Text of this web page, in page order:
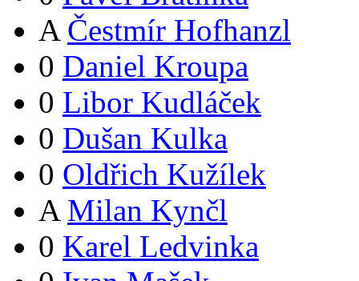
A Čestmír Hofhanzl
0 Daniel Kroupa
0 Libor Kudláček
0 Dušan Kulka
0 Oldřich Kužílek
A Milan Kynčl
0 Karel Ledvinka